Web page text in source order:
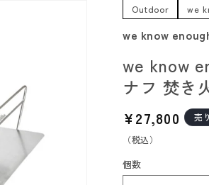
Outdoor we
we know
we know
ナフ 焚き
通
常
価
格
¥27,800
売
（税込）
個数